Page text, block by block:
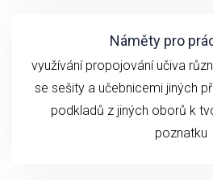
Náměty pro
využívání propojování učiva
se sešity a učebnicemi jiných
podkladů z jiných oborů k
poznatku